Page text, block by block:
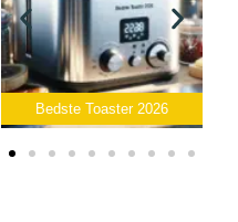
Bedste Elkedel 2026